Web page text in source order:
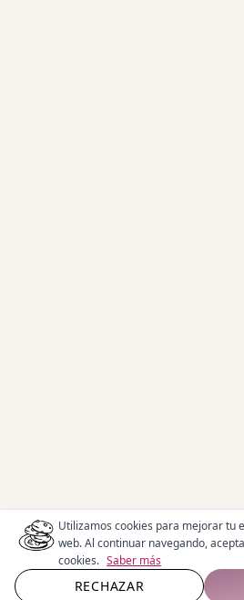
Utilizamos cookies para mejorar tu
web. Al continuar navegando,
cookies. Saber más
RECHAZAR